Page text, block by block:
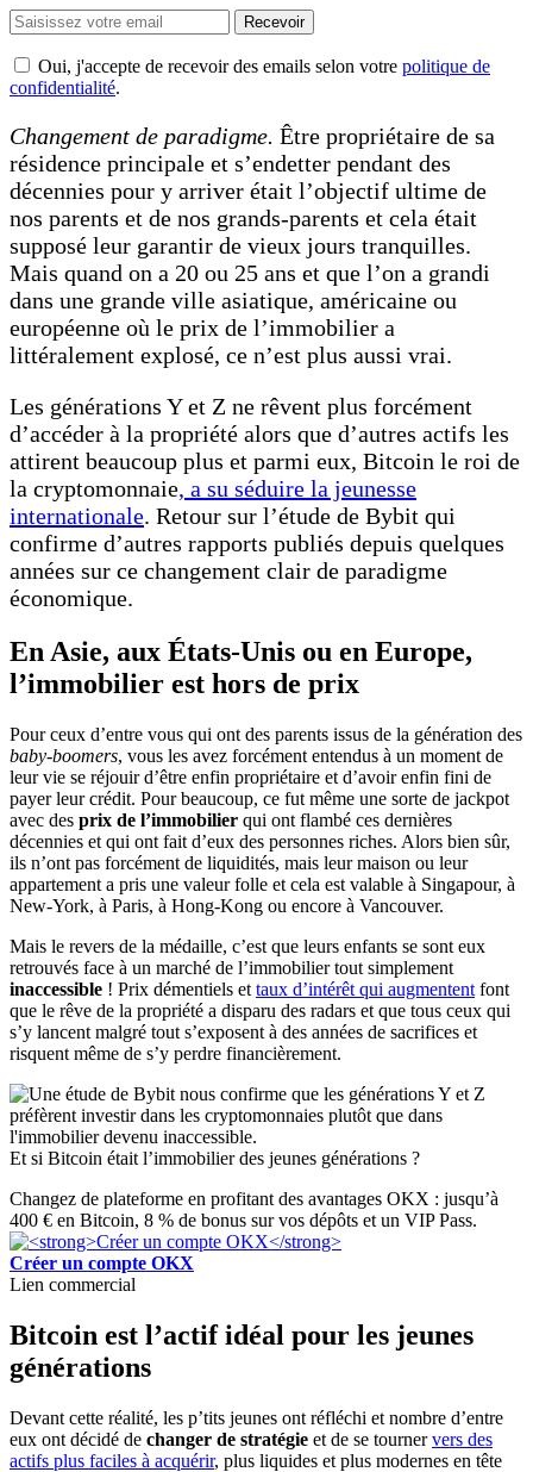
Recevoir
Oui, j'accepte de recevoir des emails selon votre politique de
confidentialité.
Changement de paradigme. Être propriétaire de sa
résidence principale et s’endetter pendant des
décennies pour y arriver était l’objectif ultime de
nos parents et de nos grands-parents et cela était
supposé leur garantir de vieux jours tranquilles.
Mais quand on a 20 ou 25 ans et que l’on a grandi
dans une grande ville asiatique, américaine ou
européenne où le prix de l’immobilier a
littéralement explosé, ce n’est plus aussi vrai.
Les générations Y et Z ne rêvent plus forcément
d’accéder à la propriété alors que d’autres actifs les
attirent beaucoup plus et parmi eux, Bitcoin le roi de
la cryptomonnaie, a su séduire la jeunesse
internationale. Retour sur l’étude de Bybit qui
confirme d’autres rapports publiés depuis quelques
années sur ce changement clair de paradigme
économique.
En Asie, aux États-Unis ou en Europe,
l’immobilier est hors de prix
Pour ceux d’entre vous qui ont des parents issus de la génération des
baby-boomers, vous les avez forcément entendus à un moment de
leur vie se réjouir d’être enfin propriétaire et d’avoir enfin fini de
payer leur crédit. Pour beaucoup, ce fut même une sorte de jackpot
avec des prix de l’immobilier qui ont flambé ces dernières
décennies et qui ont fait d’eux des personnes riches. Alors bien sûr,
ils n’ont pas forcément de liquidités, mais leur maison ou leur
appartement a pris une valeur folle et cela est valable à Singapour, à
New-York, à Paris, à Hong-Kong ou encore à Vancouver.
Mais le revers de la médaille, c’est que leurs enfants se sont eux
retrouvés face à un marché de l’immobilier tout simplement
inaccessible ! Prix démentiels et taux d’intérêt qui augmentent font
que le rêve de la propriété a disparu des radars et que tous ceux qui
s’y lancent malgré tout s’exposent à des années de sacrifices et
risquent même de s’y perdre financièrement.
Et si Bitcoin était l’immobilier des jeunes générations ?
Changez de plateforme en profitant des avantages OKX : jusqu’à
400 € en Bitcoin, 8 % de bonus sur vos dépôts et un VIP Pass.
Créer un compte OKX
Lien commercial
Bitcoin est l’actif idéal pour les jeunes
générations
Devant cette réalité, les p’tits jeunes ont réfléchi et nombre d’entre
eux ont décidé de changer de stratégie et de se tournervers des
actifs plus faciles à acquérir, plus liquides et plus modernes en tête